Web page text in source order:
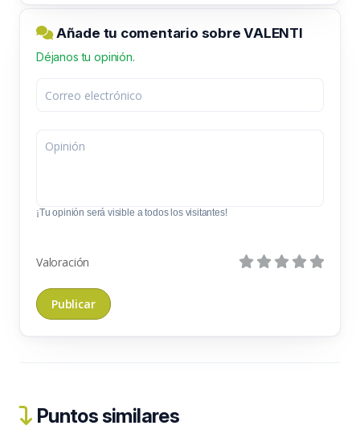
Añade tu comentario sobre VALENTI
Déjanos tu opinión.
¡Tu opinión será visible a todos los visitantes!
Valoración
Puntos similares